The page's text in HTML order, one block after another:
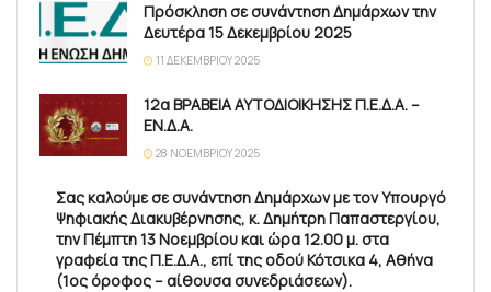
Πρόσκληση σε συνάντηση Δημάρχων την
Δευτέρα 15 Δεκεμβρίου 2025
11 ΔΕΚΕΜΒΡΊΟΥ 2025
12α ΒΡΑΒΕΙΑ ΑΥΤΟΔΙΟΙΚΗΣΗΣ Π.Ε.Δ.Α. –
ΕΝ.Δ.Α.
28 ΝΟΕΜΒΡΊΟΥ 2025
Σας καλούμε σε συνάντηση Δημάρχων με τον Υπουργό
Ψηφιακής Διακυβέρνησης, κ. Δημήτρη Παπαστεργίου,
την Πέμπτη 13 Νοεμβρίου και ώρα 12.00 μ. στα
γραφεία της Π.Ε.Δ.Α., επί της οδού Κότσικα 4, Αθήνα
(1ος όροφος – αίθουσα συνεδριάσεων).